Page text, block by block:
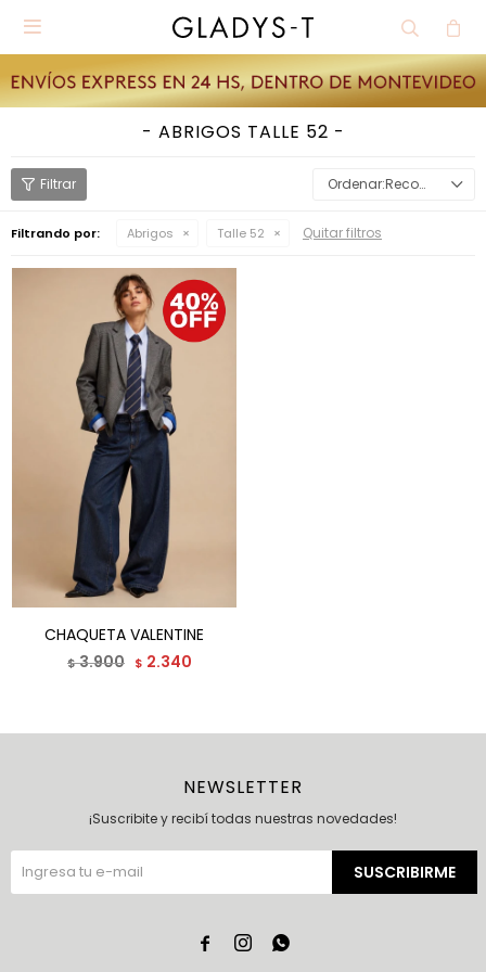

ABRIGOS TALLE 52
Recomendados
Filtrando por: Abrigos Talle 52 Quitar filtros
CHAQUETA VALENTINE
$3.900 $ 2.340
NEWSLETTER
¡Suscribite y recibí todas nuestras novedades!
SUSCRIBIRME
  